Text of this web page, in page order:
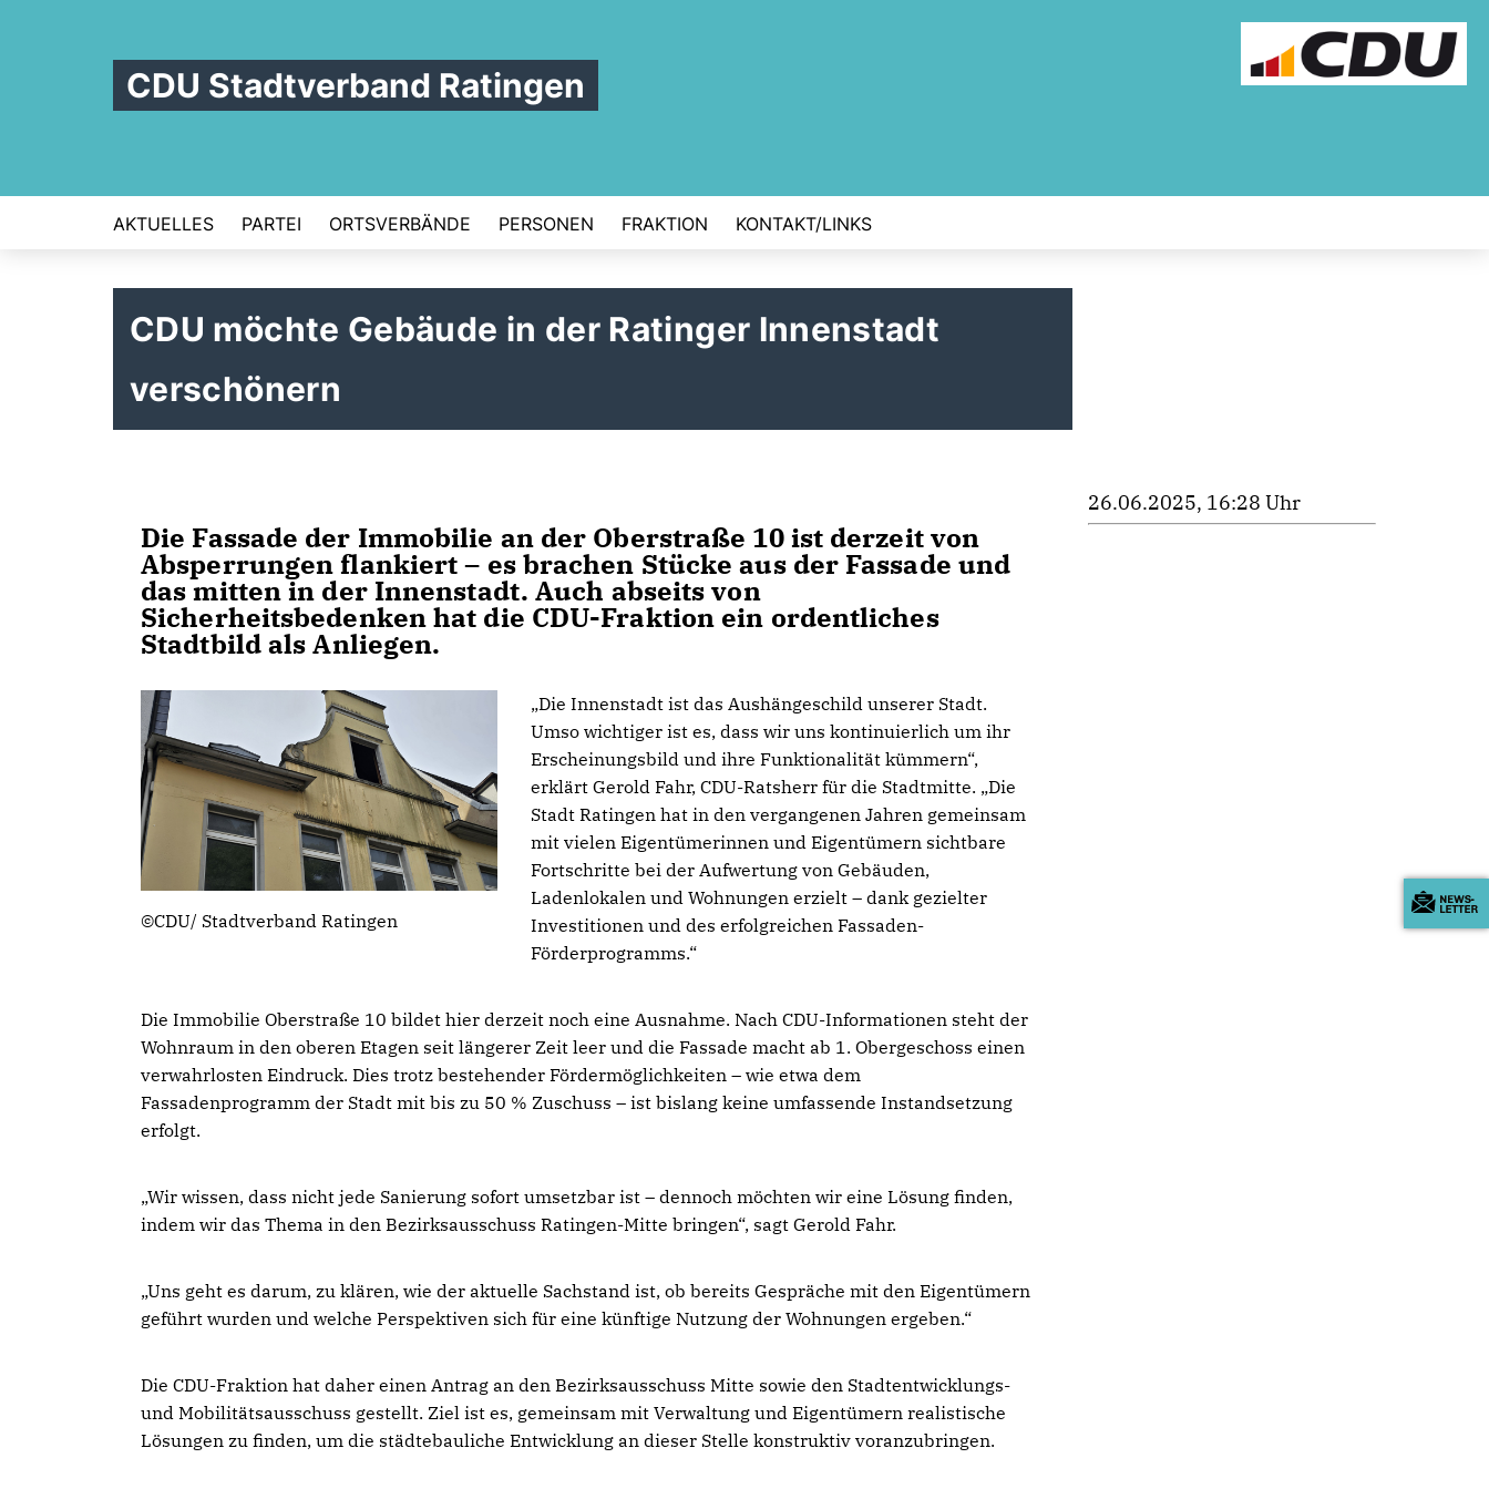
CDU Stadtverband Ratingen
AKTUELLES PARTEI ORTSVERBÄNDE PERSONEN FRAKTION KONTAKT/LINKS
CDU möchte Gebäude in der Ratinger Innenstadt
verschönern
Die Fassade der Immobilie an der Oberstraße 10 ist derzeit von
Absperrungen flankiert – es brachen Stücke aus der Fassade und
das mitten in der Innenstadt. Auch abseits von
Sicherheitsbedenken hat die CDU-Fraktion ein ordentliches
Stadtbild als Anliegen.
©CDU/ Stadtverband Ratingen
Die Innenstadt ist das Aushängeschild unserer Stadt.
Umso wichtiger ist es, dass wir uns kontinuierlich um ihr
Erscheinungsbild und ihre Funktionalität kümmern“,
erklärt Gerold Fahr, CDU-Ratsherr für die Stadtmitte. „Die
Stadt Ratingen hat in den vergangenen Jahren gemeinsam
mit vielen Eigentümerinnen und Eigentümern sichtbare
Fortschritte bei der Aufwertung von Gebäuden,
Ladenlokalen und Wohnungen erzielt – dank gezielter
Investitionen und des erfolgreichen Fassaden-
Förderprogramms.“
Die Immobilie Oberstraße 10 bildet hier derzeit noch eine Ausnahme. Nach CDU-Informationen steht der
Wohnraum in den oberen Etagen seit längerer Zeit leer und die Fassade macht ab 1. Obergeschoss einen
verwahrlosten Eindruck. Dies trotz bestehender Fördermöglichkeiten – wie etwa dem
Fassadenprogramm der Stadt mit bis zu 50 % Zuschuss – ist bislang keine umfassende Instandsetzung
erfolgt.
Wir wissen, dass nicht jede Sanierung sofort umsetzbar ist – dennoch möchten wir eine Lösung finden,
indem wir das Thema in den Bezirksausschuss Ratingen-Mitte bringen“, sagt Gerold Fahr.
Uns geht es darum, zu klären, wie der aktuelle Sachstand ist, ob bereits Gespräche mit den Eigentümern
geführt wurden und welche Perspektiven sich für eine künftige Nutzung der Wohnungen ergeben.“
Die CDU-Fraktion hat daher einen Antrag an den Bezirksausschuss Mitte sowie den Stadtentwicklungs-
und Mobilitätsausschuss gestellt. Ziel ist es, gemeinsam mit Verwaltung und Eigentümern realistische
Lösungen zu finden, um die städtebauliche Entwicklung an dieser Stelle konstruktiv voranzubringen.
26.06.2025, 16:28 Uhr